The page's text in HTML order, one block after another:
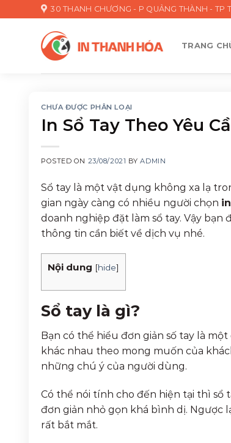
to
30 THANH CHƯƠNG - P QUẢNG THÀNH - TP
TRANG
CHƯA ĐƯỢC PHÂN LOẠI
In Sổ Tay Theo Yêu
POSTED ON 23/08/2021 BYADMIN
Sổ tay là một vật dụng không xa lạ
gian ngày càng có nhiều người chọn
doanh nghiệp đặt làm sổ tay. Vậy
thông tin cần biết về dịch vụ nhé.
Nội dung [hide]
Sổ tay là gì?
Bạn có thể hiểu đơn giản số tay là
khác nhau theo mong muốn của
những chú ý của người dùng.
Có thể nói tính cho đến hiện tại thì sổ
đơn giản nhỏ gọn khá bình dị. Ngược
rất bắt mắt.